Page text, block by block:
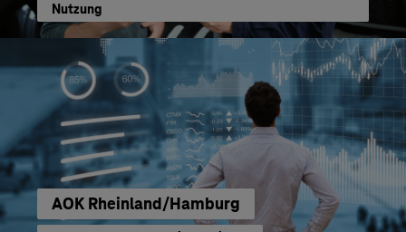
Nutzung
AOK Rheinland/Hamburg